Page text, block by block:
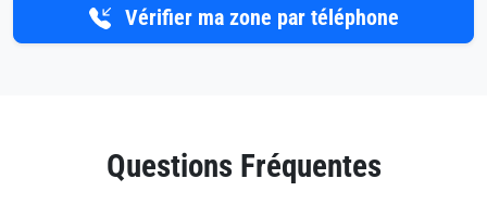
Vérifier ma zone par téléphone
Questions Fréquentes